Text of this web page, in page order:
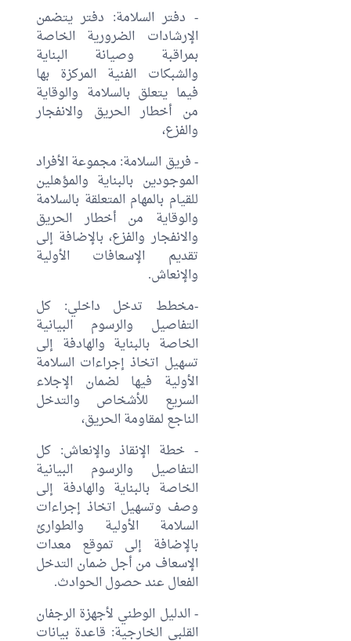
- دفتر السلامة: دفتر يتضمن
الإرشادات الضرورية الخاصة
بمراقبة وصيانة البناية
والشبكات الفنية المركزة بها
فيما يتعلق بالسلامة والوقاية
من أخطار الحريق والانفجار
والفزع،
- فريق السلامة: مجموعة الأفراد
الموجودين بالبناية والمؤهلين
للقيام بالمهام المتعلقة بالسلامة
والوقاية من أخطار الحريق
والانفجار والفزع، بالإضافة إلى
تقديم الإسعافات الأولية
والإنعاش.
-مخطط تدخل داخلي: كل
التفاصيل والرسوم البيانية
الخاصة بالبناية والهادفة إلى
تسهيل اتخاذ إجراءات السلامة
الأولية فيها لضمان الإجلاء
السريع للأشخاص والتدخل
الناجع لمقاومة الحريق،
- خطة الإنقاذ والإنعاش: كل
التفاصيل والرسوم البيانية
الخاصة بالبناية والهادفة إلى
وصف وتسهيل اتخاذ إجراءات
السلامة الأولية والطوارئ
بالإضافة إلى تموقع معدات
الإسعاف من أجل ضمان التدخل
الفعال عند حصول الحوادث.
- الدليل الوطني لأجهزة الرجفان
القلبي الخارجية: قاعدة بيانات